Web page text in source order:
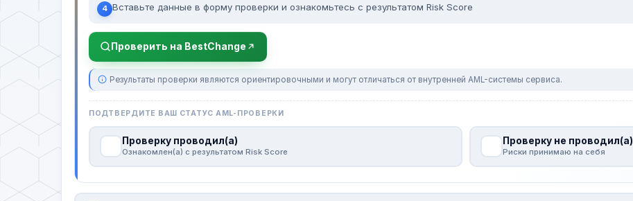
4 Вставьте данные в форму проверки и ознакомьтесь с результатом Risk Score
Проверить на BestChange
Результаты проверки являются ориентировочными и могут отличаться от внутренней AML-системы сервиса.
ПОДТВЕРДИТЕ ВАШ СТАТУС AML-ПРОВЕРКИ
Проверку проводил(а)
Ознакомлен(а) с результатом Risk Score
Проверку не проводил(а)
Риски принимаю на себя